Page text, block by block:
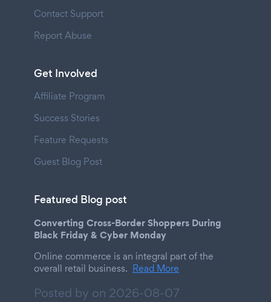
Contact Support
Report Abuse
Get Involved
Affiliate Program
Success Stories
Feature Requests
Guest Blog Post
Featured Blog post
Converting Cross-Border Shoppers During
Black Friday & Cyber Monday
Online commerce is an integral part of the
overall retail business. Read More
Posted by on 2026-08-07